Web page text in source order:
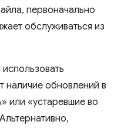
первоначально
обслуживаться из
наличие обновлений в
или «устаревшие во